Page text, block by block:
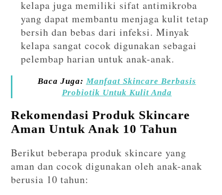
kelapa juga memiliki sifat antimikroba
yang dapat membantu menjaga kulit tetap
bersih dan bebas dari infeksi. Minyak
kelapa sangat cocok digunakan sebagai
pelembap harian untuk anak-anak.
Baca Juga: Manfaat Skincare Berbasis
Probiotik Untuk Kulit Anda
Rekomendasi Produk Skincare
Aman Untuk Anak 10 Tahun
Berikut beberapa produk skincare yang
aman dan cocok digunakan oleh anak-anak
berusia 10 tahun: